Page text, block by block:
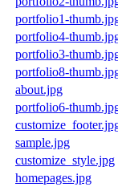
portfolio1-
portfolio4-
portfolio3-
portfolio8-
about.jpg
portfolio6-
sample.jpg
customize_style.jpg
homepages.jpg